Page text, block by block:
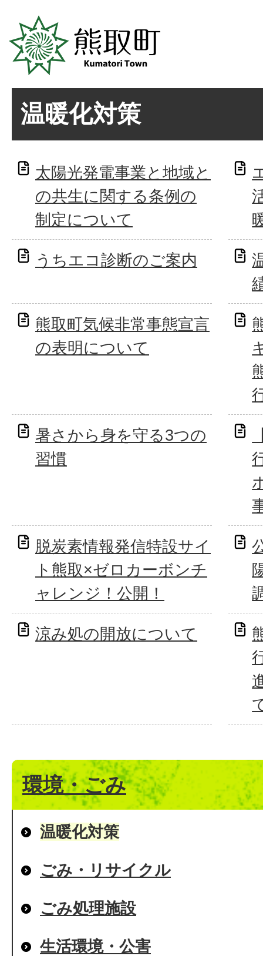
温暖化対策
太陽光発電事業と地域と
の共生に関する条例の
制定について
うちエコ診断のご案内
熊取町気候非常事態宣言
の表明について
暑さから身を守る3つの
習慣
脱炭素情報発信特設サイ
ト熊取×ゼロカーボンチ
ャレンジ！公開！
涼み処の開放について
環境・ごみ
温暖化対策
ごみ・リサイクル
ごみ処理施設
生活環境・公害